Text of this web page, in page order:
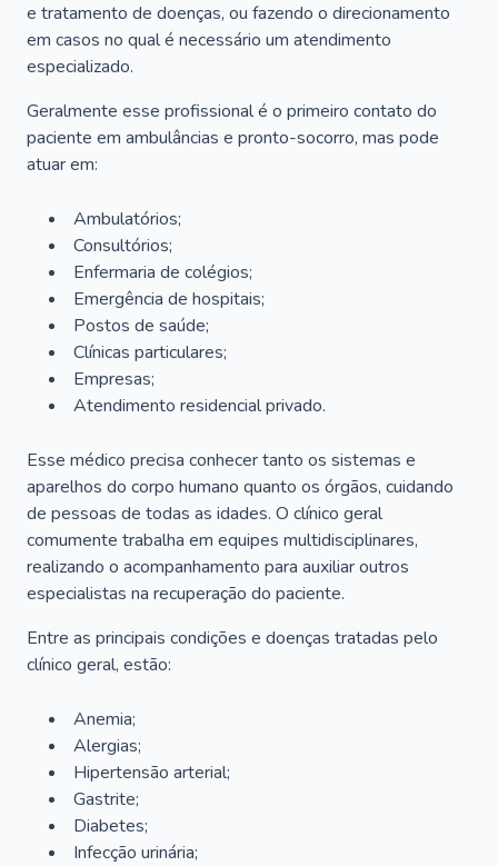
e tratamento de doenças, ou fazendo o direcionamento
em casos no qual é necessário um atendimento
especializado.
Geralmente esse profissional é o primeiro contato do
paciente em ambulâncias e pronto-socorro, mas pode
atuar em:
Ambulatórios;
Consultórios;
Enfermaria de colégios;
Emergência de hospitais;
Postos de saúde;
Clínicas particulares;
Empresas;
Atendimento residencial privado.
Esse médico precisa conhecer tanto os sistemas e
aparelhos do corpo humano quanto os órgãos, cuidando
de pessoas de todas as idades. O clínico geral
comumente trabalha em equipes multidisciplinares,
realizando o acompanhamento para auxiliar outros
especialistas na recuperação do paciente.
Entre as principais condições e doenças tratadas pelo
clínico geral, estão:
Anemia;
Alergias;
Hipertensão arterial;
Gastrite;
Diabetes;
Infecção urinária;